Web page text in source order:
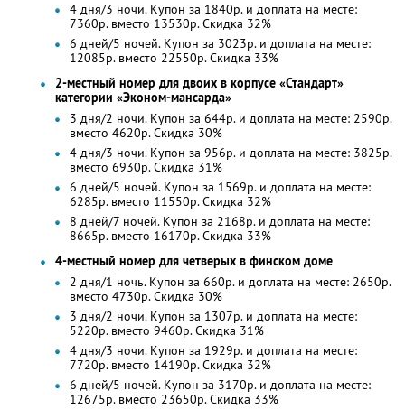
4 дня/3 ночи. Купон за 1840р. и доплата на месте:
7360р. вместо 13530р. Скидка 32%
6 дней/5 ночей. Купон за 3023р. и доплата на месте:
12085р. вместо 22550р. Скидка 33%
2-местный номер для двоих в корпусе «Стандарт»
категории «Эконом-мансарда»
3 дня/2 ночи. Купон за 644р. и доплата на месте: 2590р.
вместо 4620р.Скидка 30%
4 дня/3 ночи. Купон за 956р. и доплата на месте: 3825р.
вместо 6930р.Скидка 31%
6 дней/5 ночей. Купон за 1569р. и доплата на месте:
6285р. вместо 11550р. Скидка 32%
8 дней/7 ночей. Купон за 2168р. и доплата на месте:
8665р. вместо 16170р. Скидка 33%
4-местный номер для четверых в финском доме
2 дня/1 ночь. Купон за 660р. и доплата на месте: 2650р.
вместо 4730р.Скидка 30%
3 дня/2 ночи. Купон за 1307р. и доплата на месте:
5220р. вместо 9460р.Скидка 31%
4 дня/3 ночи. Купон за 1929р. и доплата на месте:
7720р. вместо 14190р. Скидка 32%
6 дней/5 ночей. Купон за 3170р. и доплата на месте:
12675р. вместо 23650р. Скидка 33%